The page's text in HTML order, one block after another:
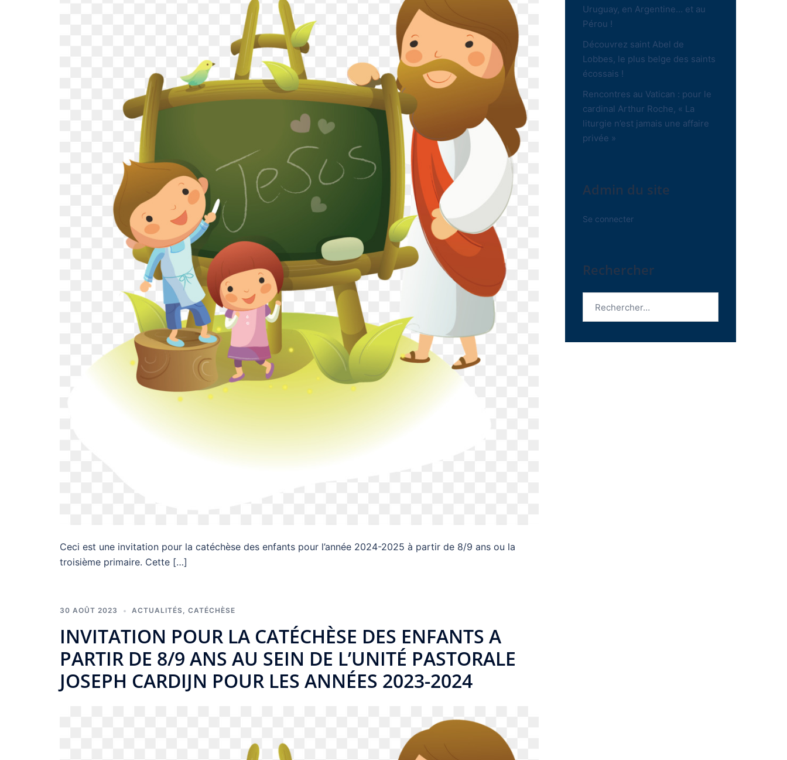
Ceci est une invitation pour la catéchèse des enfants pour l’année 2024-2025 à partir de 8/9 ans ou la
troisième primaire. Cette […]
30 AOÛT 2023 ACTUALITÉS CATÉCHÈSE
INVITATION POUR LA CATÉCHÈSE DES ENFANTS A
PARTIR DE 8/9 ANS AU SEIN DE L’UNITÉ PASTORALE
JOSEPH CARDIJN POUR LES ANNÉES 2023-2024
Uruguay, en Argentine… et au
Pérou !
Découvrez saint Abel de
Lobbes, le plus belge des saints
écossais !
Rencontres au Vatican : pour le
cardinal Arthur Roche, « La
liturgie n’est jamais une affaire
privée »
Admin du site
Se connecter
Rechercher